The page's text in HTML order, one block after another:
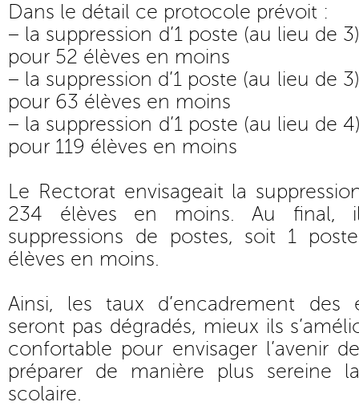
Dans le détail ce protocole prévoit :
– la suppression d’1 poste (au lieu de
pour 52 élèves en moins
– la suppression d’1 poste (au lieu de
pour 63 élèves en moins
– la suppression d’1 poste (au lieu de
pour 119 élèves en moins
Le Rectorat envisageait la
234 élèves en moins. Au final,
suppressions de postes, soit 1
élèves en moins.
Ainsi, les taux d’encadrement des
seront pas dégradés, mieux ils
confortable pour envisager l’avenir
préparer de manière plus sereine
scolaire.